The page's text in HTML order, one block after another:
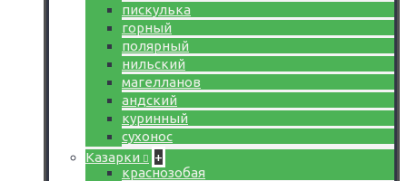
пискулька
горный
полярный
нильский
магелланов
андский
куринный
сухонос
Казарки
+
краснозобая